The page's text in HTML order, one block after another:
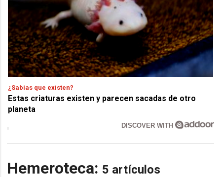
¿Sabías que existen?
Estas criaturas existen y parecen sacadas de otro
planeta
DISCOVER WITH
Hemeroteca: 5 artículos